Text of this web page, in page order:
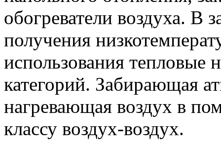
обогреватели воздуха. В
получения
использования тепловые
категорий. Забирающая
нагревающая воздух в
классу воздух-воздух.